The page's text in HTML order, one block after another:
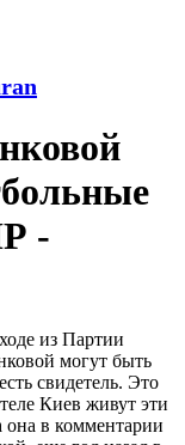
-
из Партии
могут быть
свидетель. Это
Киев живут эти
она в комментарии